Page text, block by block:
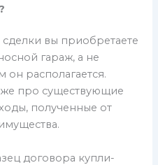
вы приобретаете
гараж, а не
он располагается.
про существующие
полученные от
договора купли-